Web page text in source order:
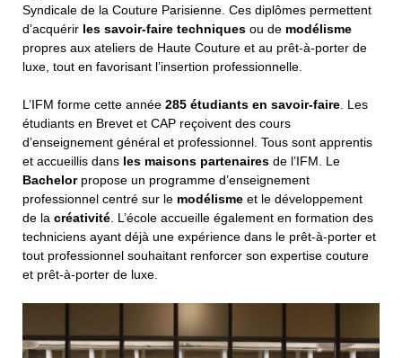
Syndicale de la Couture Parisienne. Ces diplômes permettent
d’acquérir les savoir-faire techniques ou de modélisme
propres aux ateliers de Haute Couture et au prêt-à-porter de
luxe, tout en favorisant l’insertion professionnelle.
L’IFM forme cette année 285 étudiants en savoir-faire . Les
étudiants en Brevet et CAP reçoivent des cours
d’enseignement général et professionnel. Tous sont apprentis
et accueillis dans les maisons partenaires de l’IFM. Le
Bachelorpropose un programme d’enseignement
professionnel centré sur le modélisme et le développement
de la créativité . L’école accueille également en formation des
techniciens ayant déjà une expérience dans le prêt-à-porter et
tout professionnel souhaitant renforcer son expertise couture
et prêt-à-porter de luxe.